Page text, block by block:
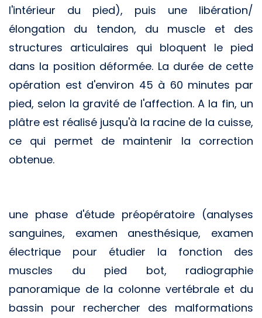
l'intérieur du pied), puis une libération/
élongation du tendon, du muscle et des
structures articulaires qui bloquent le pied
dans la position déformée. La durée de cette
opération est d'environ 45 à 60 minutes par
pied, selon la gravité de l'affection. A la fin, un
plâtre est réalisé jusqu'à la racine de la cuisse,
ce qui permet de maintenir la correction
obtenue.
une phase d'étude préopératoire (analyses
sanguines, examen anesthésique, examen
électrique pour étudier la fonction des
muscles du pied bot, radiographie
panoramique de la colonne vertébrale et du
bassin pour rechercher des malformations